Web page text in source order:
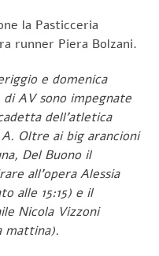
la Pasticceria
runner Piera Bolzani.
e domenica
AV sono impegnate
dell’atletica
A. Oltre ai big arancioni
Del Buono il
all’opera Alessia
alle 15:15) e il
Nicola Vizzoni
mattina).